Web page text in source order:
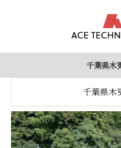
千葉県木
千葉県木